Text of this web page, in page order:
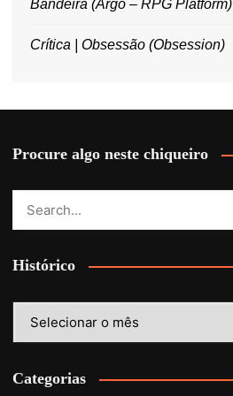
Bandeira (Argo – RPG Platform)
Crítica | Obsessão (Obsession)
Procure algo neste chiqueiro
Histórico
Categorias